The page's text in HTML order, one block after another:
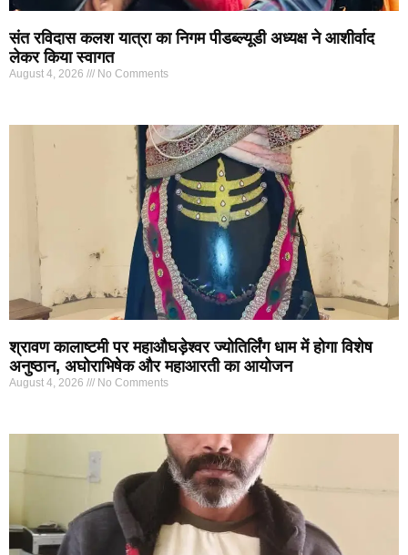
संत रविदास कलश यात्रा का निगम पीडब्ल्यूडी अध्यक्ष ने आशीर्वाद
लेकर किया स्वागत
August 4, 2026 No Comments
श्रावण कालाष्टमी पर महाऔघड़ेश्वर ज्योतिर्लिंग धाम में होगा विशेष
अनुष्ठान, अघोराभिषेक और महाआरती का आयोजन
August 4, 2026 No Comments